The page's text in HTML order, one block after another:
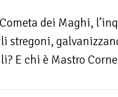
dei Maghi,
stregoni,
E chi è Mastro